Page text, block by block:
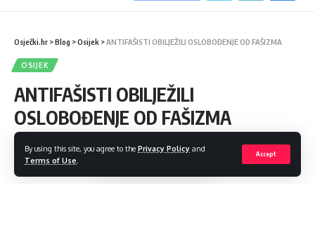
By using this site, you agree to the Privacy Policy and
Terms of Use
Accept
Osječki.hr >Blog >Osijek >ANTIFAŠISTI OBILJEŽILI OSLOBOĐENJE OD FAŠIZMA
OSIJEK
ANTIFAŠISTI OBILJEŽILI
OSLOBOĐENJE OD FAŠIZMA
"Spremni smo" - doviknula je novinarima Sunčica čekajući
slikanje